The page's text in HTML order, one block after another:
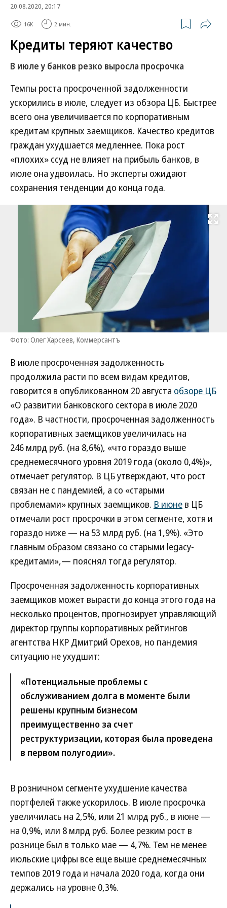
20.08.2020, 20:17
16K 2 мин.
Кредиты теряют качество
В июле у банков резко выросла просрочка
Темпы роста просроченной задолженности
ускорились в июле, следует из обзора ЦБ. Быстрее
всего она увеличивается по корпоративным
кредитам крупных заемщиков. Качество кредитов
граждан ухудшается медленнее. Пока рост
«плохих» ссуд не влияет на прибыль банков, в
июле она удвоилась. Но эксперты ожидают
сохранения тенденции до конца года.
Развернуть
Фото: Олег Харсеев, Коммерсантъ
В июле просроченная задолженность
продолжила расти по всем видам кредитов,
говорится в опубликованном 20 августа обзоре ЦБ
«О развитии банковского сектора в июле 2020
года». В частности, просроченная задолженность
корпоративных заемщиков увеличилась на
246 млрд руб. (на 8,6%), «что гораздо выше
среднемесячного уровня 2019 года (около 0,4%)»,
отмечает регулятор. В ЦБ утверждают, что рост
связан не с пандемией, а со «старыми
проблемами» крупных заемщиков. В июне в ЦБ
отмечали рост просрочки в этом сегменте, хотя и
гораздо ниже — на 53 млрд руб. (на 1,9%). «Это
главным образом связано со старыми legacy-
кредитами»,— пояснял тогда регулятор.
Просроченная задолженность корпоративных
заемщиков может вырасти до конца этого года на
несколько процентов, прогнозирует управляющий
директор группы корпоративных рейтингов
агентства НКР Дмитрий Орехов, но пандемия
ситуацию не ухудшит:
«Потенциальные проблемы с
обслуживанием долга в моменте были
решены крупным бизнесом
преимущественно за счет
реструктуризации, которая была проведена
в первом полугодии».
В розничном сегменте ухудшение качества
портфелей также ускорилось. В июле просрочка
увеличилась на 2,5%, или 21 млрд руб., в июне —
на 0,9%, или 8 млрд руб. Более резким рост в
рознице был в только мае — 4,7%. Тем не менее
июльские цифры все еще выше среднемесячных
темпов 2019 года и начала 2020 года, когда они
держались на уровне 0,3%.